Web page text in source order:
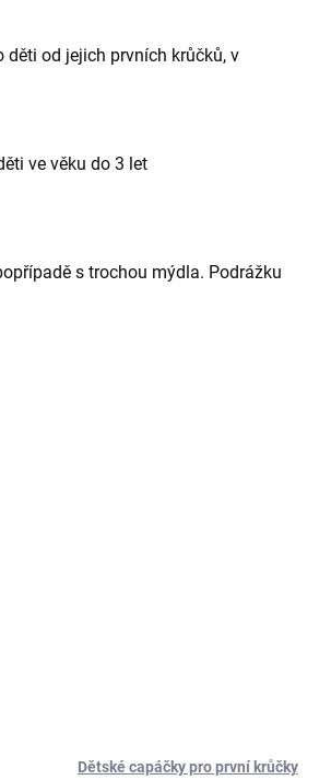
od jejich prvních krůčků, v
ve věku do 3 let
s trochou mýdla. Podrážku
Dětské capáčky pro první krůčky